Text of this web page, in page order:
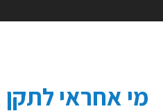
מי אחראי